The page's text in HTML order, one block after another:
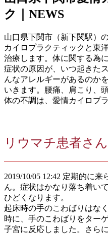
ク｜NEWS
山口県下関市（新下関駅）
カイロプラクティックと東
治療します。体に関する為
症状の原因が、いつ起きた
んなアレルギーがあるのか
いきます。腰痛、肩こり、
体の不調は、愛情カイロプ
リウマチ患者さ
2019/10/05 12:42 定期的に
ん。症状はかなり落ち着い
ひどくなります。
起床時の手のこわばりはな
時に、手のこわばりをター
子宮に反応しました。さら